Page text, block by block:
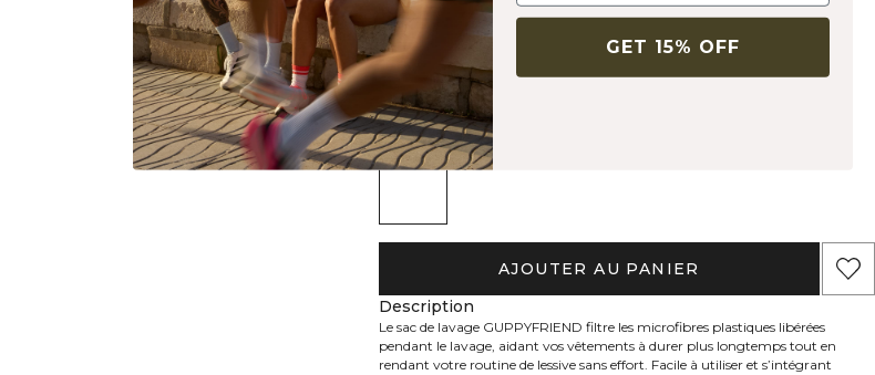
Filet de lavage pour vêtements.
White
AJOUTER AU PANIER
Description
Le sac de lavage GUPPYFRIEND filtre les microfibres plastiques libérées
pendant le lavage, aidant vos vêtements à durer plus longtemps tout en
rendant votre routine de lessive sans effort. Facile à utiliser et s’intégrant
GET 15% OFF